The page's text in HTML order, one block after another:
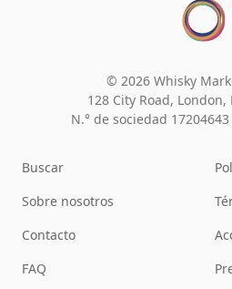
© 2026 Whisky
128 City Road, London,
N.° de sociedad 17204643
Buscar
Sobre nosotros
Contacto
FAQ